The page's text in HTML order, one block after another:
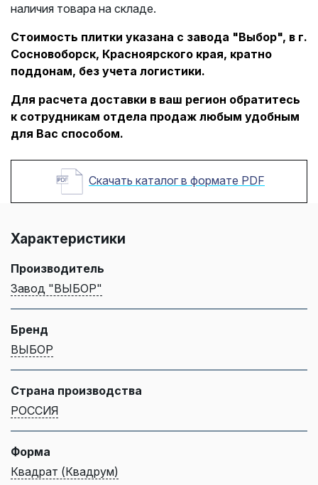
наличия товара на складе.
Стоимость плитки указана с завода "Выбор", в г.
Сосновоборск, Красноярского края, кратно
поддонам, без учета логистики.
Для расчета доставки в ваш регион обратитесь
к сотрудникам отдела продаж любым удобным
для Вас способом.
Скачать каталог в формате PDF
Характеристики
Производитель
Завод "ВЫБОР"
Бренд
ВЫБОР
Страна производства
РОССИЯ
Форма
Квадрат (Квадрум)